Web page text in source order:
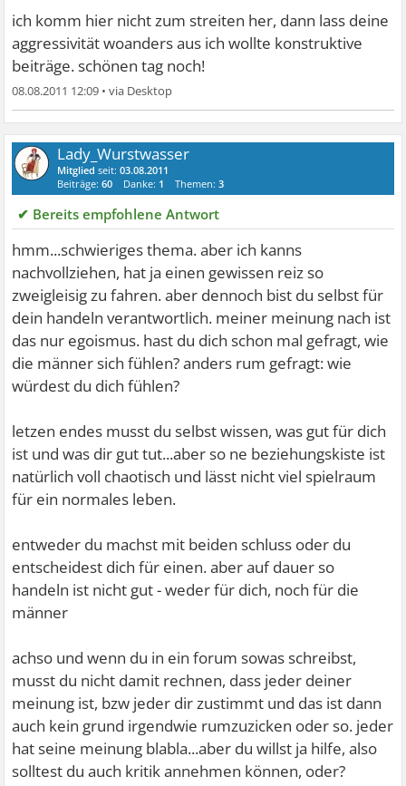
ich finde die begründung zu schwach ...
Das war keine Begründung, sondern eine Frage.
Zitat von fantasie:
Freue mich auf alle antworten die ich bekomme
Und findest du dein schnelles Negativ-Urteil nicht
oberflächlich?
ich komm hier nicht zum streiten her, dann lass deine
aggressivität woanders aus ich wollte konstruktive
beiträge. schönen tag noch!
08.08.2011 12:09 •
Lady_Wurstwasser
Mitglied seit:03.08.2011
Beiträge:60 Danke: 1 Themen:3
✔ Bereits empfohlene Antwort
hmm...schwieriges thema. aber ich kanns
nachvollziehen, hat ja einen gewissen reiz so
zweigleisig zu fahren. aber dennoch bist du selbst für
dein handeln verantwortlich. meiner meinung nach ist
das nur egoismus. hast du dich schon mal gefragt, wie
die männer sich fühlen? anders rum gefragt: wie
würdest du dich fühlen?
letzen endes musst du selbst wissen, was gut für dich
ist und was dir gut tut...aber so ne beziehungskiste ist
natürlich voll chaotisch und lässt nicht viel spielraum
für ein normales leben.
entweder du machst mit beiden schluss oder du
entscheidest dich für einen. aber auf dauer so
handeln ist nicht gut - weder für dich, noch für die
männer
achso und wenn du in ein forum sowas schreibst,
musst du nicht damit rechnen, dass jeder deiner
meinung ist, bzw jeder dir zustimmt und das ist dann
auch kein grund irgendwie rumzuzicken oder so. jeder
hat seine meinung blabla...aber du willst ja hilfe, also
solltest du auch kritik annehmen können, oder?